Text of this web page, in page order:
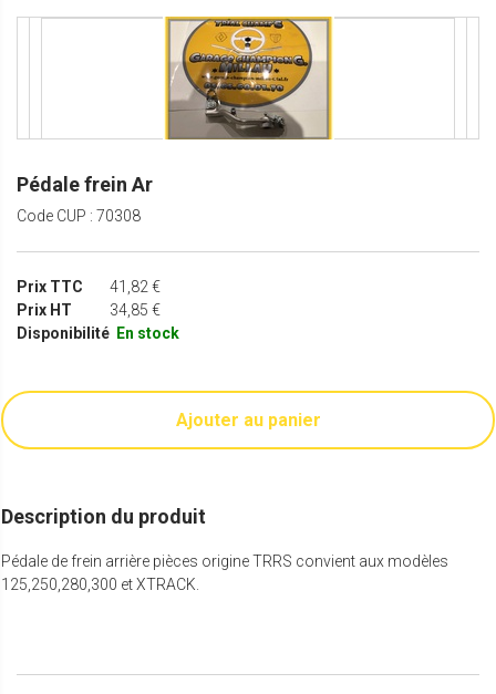
Pédale frein Ar
Code CUP : 70308
Prix TTC
41,82 €
Prix HT
34,85 €
Disponibilité En stock
Ajouter au panier
Description du produit
Pédale de frein arrière pièces origine TRRS convient aux modèles
125,250,280,300 et XTRACK.